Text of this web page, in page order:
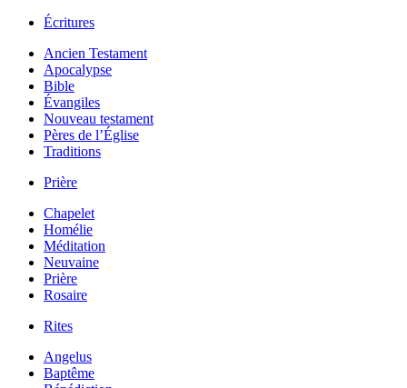
Écritures
Ancien Testament
Apocalypse
Bible
Évangiles
Nouveau testament
Pères de l’Église
Traditions
Prière
Chapelet
Homélie
Méditation
Neuvaine
Prière
Rosaire
Rites
Angelus
Baptême